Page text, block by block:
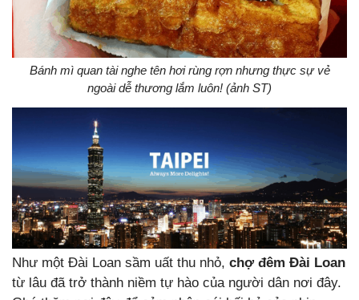
Bánh mì quan tài nghe tên hơi rùng rợn nhưng thực sự vẻ
ngoài dễ thương lắm luôn! (ảnh ST)
Như một Đài Loan sầm uất thu nhỏ, chợ đêm Đài Loan
từ lâu đã trở thành niềm tự hào của người dân nơi đây.